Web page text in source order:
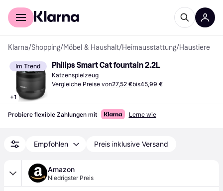
Für Shopper
Klarna/Shopping/Möbel & Haushalt/Heimausstattung/Haustiere
Im Trend
+1
Philips Smart Cat fountain 2.2L
Katzenspielzeug
Vergleiche Preise von27,52 €bis45,99 €
Probiere flexible Zahlungen mit Lerne wie
Empfohlen Preis inklusive Versand
Amazon
Niedrigster Preis